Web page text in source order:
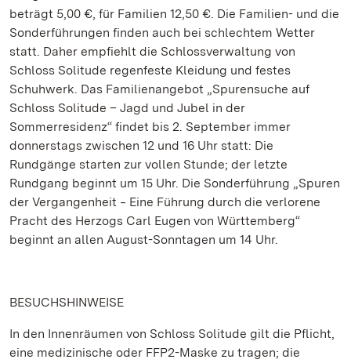
beträgt 5,00 €, für Familien 12,50 €. Die Familien- und die
Sonderführungen finden auch bei schlechtem Wetter
statt. Daher empfiehlt die Schlossverwaltung von
Schloss Solitude regenfeste Kleidung und festes
Schuhwerk. Das Familienangebot „Spurensuche auf
Schloss Solitude – Jagd und Jubel in der
Sommerresidenz“ findet bis 2. September immer
donnerstags zwischen 12 und 16 Uhr statt: Die
Rundgänge starten zur vollen Stunde; der letzte
Rundgang beginnt um 15 Uhr. Die Sonderführung „Spuren
der Vergangenheit ‒ Eine Führung durch die verlorene
Pracht des Herzogs Carl Eugen von Württemberg“
beginnt an allen August-Sonntagen um 14 Uhr.
BESUCHSHINWEISE
In den Innenräumen von Schloss Solitude gilt die Pflicht,
eine medizinische oder FFP2-Maske zu tragen; die